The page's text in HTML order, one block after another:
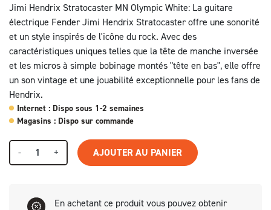
(1 avis)
Jimi Hendrix Stratocaster MN Olympic White: La guitare
électrique Fender Jimi Hendrix Stratocaster offre une sonorité
et un style inspirés de l'icône du rock. Avec des
caractéristiques uniques telles que la tête de manche inversée
et les micros à simple bobinage montés "tête en bas", elle offre
un son vintage et une jouabilité exceptionnelle pour les fans de
Hendrix.
Internet : Dispo sous 1-2 semaines
Magasins : Dispo sur commande
- + AJOUTER AU PANIER
En achetant ce produit vous pouvez obtenir